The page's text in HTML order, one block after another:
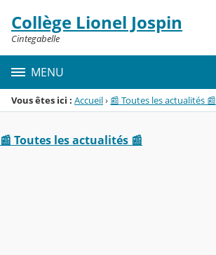
Menu de la rubrique
Contenu
Collège Lionel Jospin
Cintegabelle
MENU
Vous êtes ici : Accueil› 📰 Toutes les actualités 📰
📰 Toutes les actualités 📰